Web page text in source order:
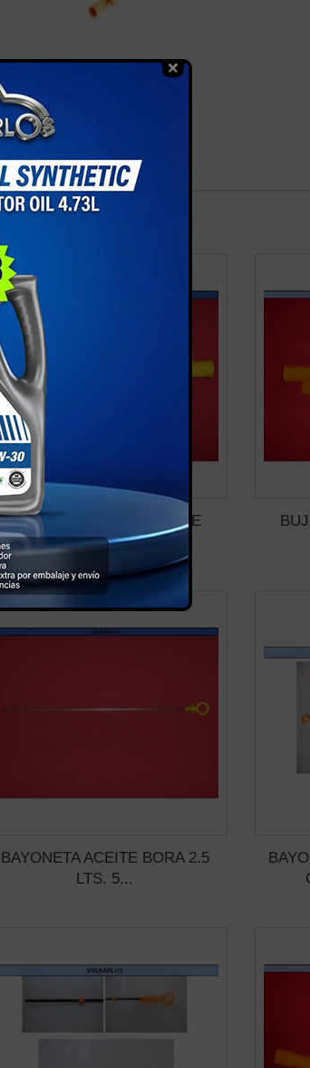
BUJE BAYONETA,A4/A5/BE
2.0,SE-IB 1.6,2.0.
BAYONETA ACEITE BORA 2.5
LTS. 5...